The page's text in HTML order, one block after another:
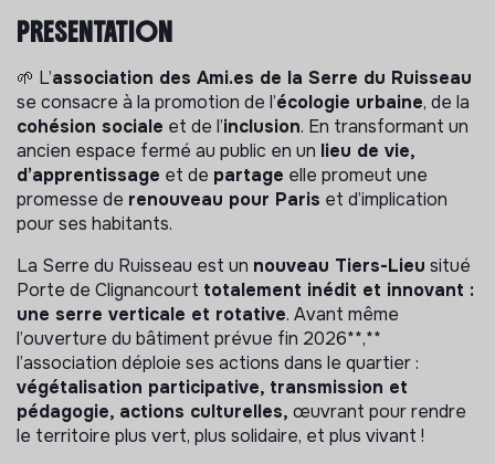
PRÉSENTATION
🌱 L’association des Ami.es de la Serre du Ruisseau
se consacre à la promotion de l’écologie urbaine, de la
cohésion sociale et de l’inclusion. En transformant un
ancien espace fermé au public en un lieu de vie,
d’apprentissage et de partage elle promeut une
promesse de renouveau pour Paris et d’implication
pour ses habitants.
La Serre du Ruisseau est un nouveau Tiers-Lieu situé
Porte de Clignancourt totalement inédit et innovant :
une serre verticale et rotative. Avant même
l’ouverture du bâtiment prévue fin 2026**,**
l’association déploie ses actions dans le quartier :
végétalisation participative, transmission et
pédagogie, actions culturelles, œuvrant pour rendre
le territoire plus vert, plus solidaire, et plus vivant !